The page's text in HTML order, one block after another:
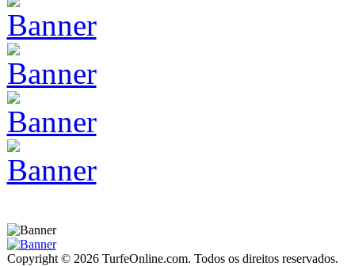
Copyright © 2026 TurfeOnline.com. Todos os direitos reservados.